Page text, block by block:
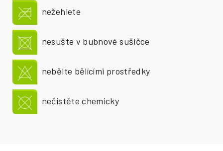
nežehlete
nesušte v bubnové sušičce
nebělte bělícími prostředky
nečistěte chemicky